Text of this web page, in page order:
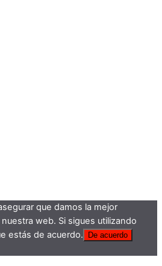
que damos la mejor
web. Si sigues utilizando
estás de acuerdo.
De acuerdo